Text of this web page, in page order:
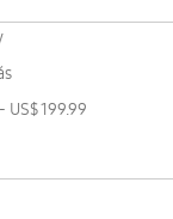
US$ 199.99